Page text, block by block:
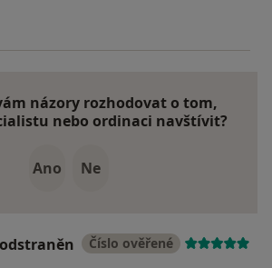
názory rozhodovat o tom,
nebo ordinaci navštívit?
Ano Ne
Číslo ověřené